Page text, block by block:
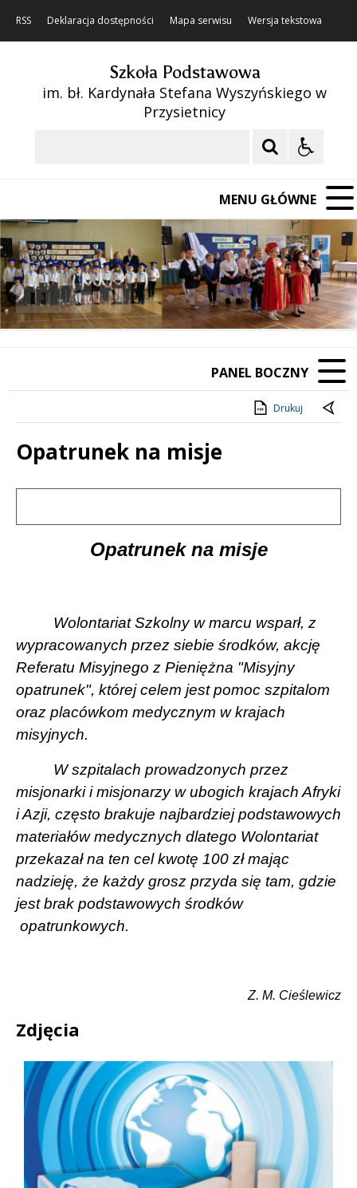
RSS Deklaracja dostępności Mapa serwisu Wersja tekstowa
Szkoła Podstawowa
im. bł. Kardynała Stefana Wyszyńskiego w
Przysietnicy
MENU GŁÓWNE
Poprzedni Element
Następny Element
❚❚
PANEL BOCZNY
Drukuj
Opatrunek na misje
Treść
Opatrunek na misje
Wolontariat Szkolny w marcu wsparł, z
wypracowanych przez siebie środków, akcję
Referatu Misyjnego z Pieniężna "Misyjny
opatrunek", której celem jest pomoc szpitalom
oraz placówkom medycznym w krajach
misyjnych.
W szpitalach prowadzonych przez
misjonarki i misjonarzy w ubogich krajach Afryki
i Azji, często brakuje najbardziej podstawowych
materiałów medycznych dlatego Wolontariat
przekazał na ten cel kwotę 100 zł mając
nadzieję, że każdy grosz przyda się tam, gdzie
jest brak podstawowych środków
opatrunkowych.
Z. M. Cieślewicz
Zdjęcia